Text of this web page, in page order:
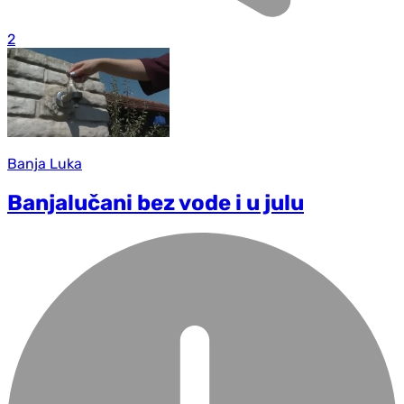
2
Banja Luka
Banjalučani bez vode i u julu